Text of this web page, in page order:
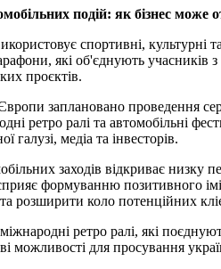
подій: як бізнес може
спортивні,
які об'єднують
проєктів.
заплановано проведення
ретро ралі та автомобільні
галузі, медіа та інвесторів.
заходів відкриває низку
формуванню позитивного
розширити коло потенційних
ретро ралі, які
можливості для просування